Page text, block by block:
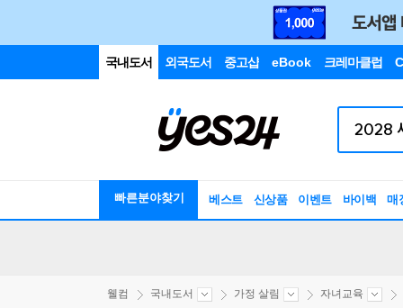
국내도서 외국도서 중고샵 eBook 크레마클럽
빠른분야찾기 베스트 신상품 이벤트 바이백 매
웰컴 국내도서 가정 살림 자녀교육